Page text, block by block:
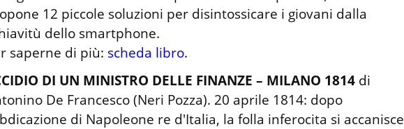
12 piccole soluzioni per disintossicare i giovani dalla
dello smartphone.
saperne di più: scheda libro.
DI UN MINISTRO DELLE FINANZE – MILANO 1814 di
De Francesco (Neri Pozza). 20 aprile 1814: dopo
di Napoleone re d'Italia, la folla inferocita si accanisce